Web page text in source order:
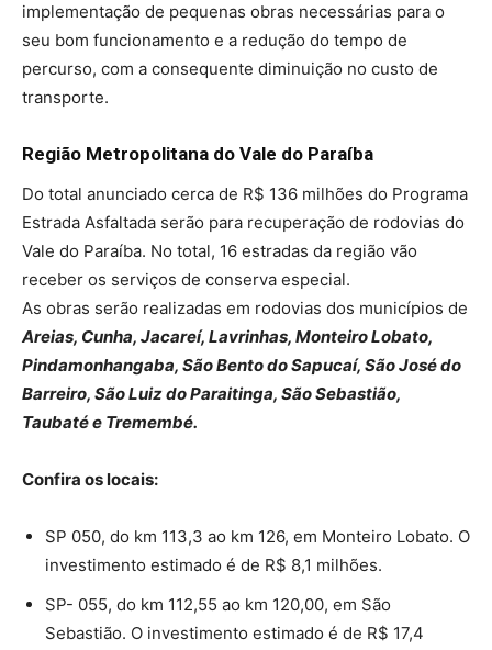
implementação de pequenas obras necessárias para o
seu bom funcionamento e a redução do tempo de
percurso, com a consequente diminuição no custo de
transporte.
Região Metropolitana do Vale do Paraíba
Do total anunciado cerca de R$ 136 milhões do Programa
Estrada Asfaltada serão para recuperação de rodovias do
Vale do Paraíba. No total, 16 estradas da região vão
receber os serviços de conserva especial.
As obras serão realizadas em rodovias dos municípios de
Areias, Cunha, Jacareí, Lavrinhas, Monteiro Lobato,
Pindamonhangaba, São Bento do Sapucaí, São José do
Barreiro, São Luiz do Paraitinga, São Sebastião,
Taubaté e Tremembé.
Confira os locais:
SP 050, do km 113,3 ao km 126, em Monteiro Lobato. O
investimento estimado é de R$ 8,1 milhões.
SP- 055, do km 112,55 ao km 120,00, em São
Sebastião. O investimento estimado é de R$ 17,4